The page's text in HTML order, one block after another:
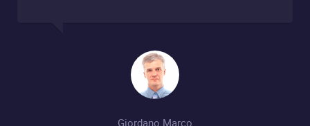
Giordano Marco